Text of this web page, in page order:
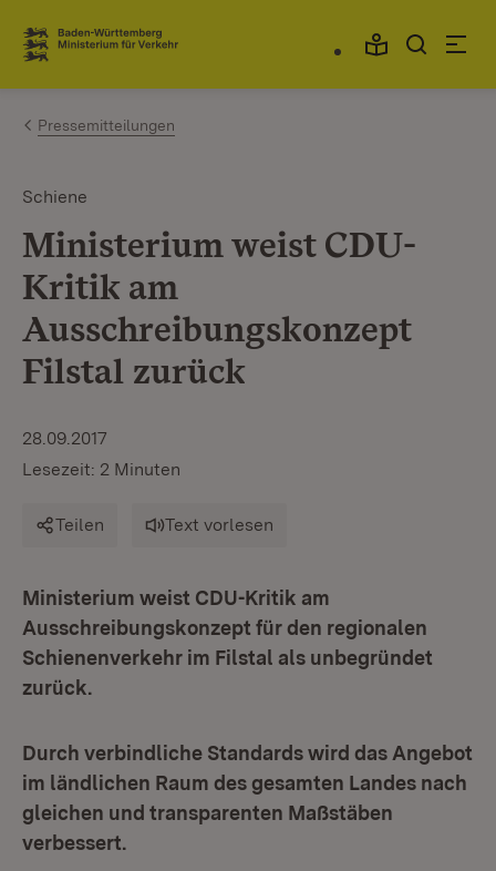
Zum Inhalt springen
Link zur Startseite
Pressemitteilungen
Schiene
Ministerium weist CDU-
Kritik am
Ausschreibungskonzept
Filstal zurück
28.09.2017
Lesezeit: 2 Minuten
Teilen Text vorlesen
Ministerium weist CDU-Kritik am
Ausschreibungskonzept für den regionalen
Schienenverkehr im Filstal als unbegründet
zurück.
Durch verbindliche Standards wird das Angebot
im ländlichen Raum des gesamten Landes nach
gleichen und transparenten Maßstäben
verbessert.